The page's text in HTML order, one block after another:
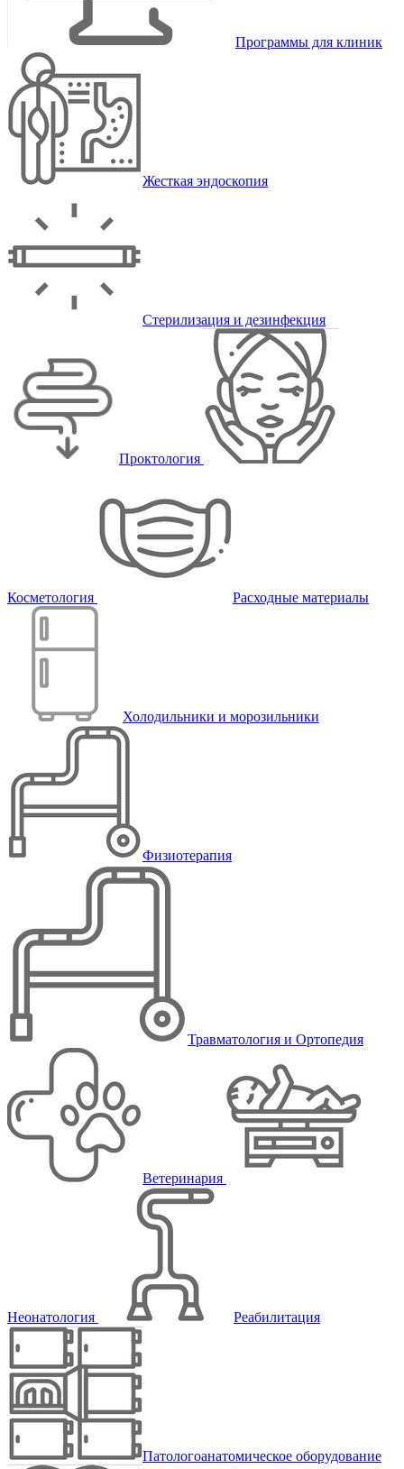
Программы для клиник
Жесткая эндоскопия
Стерилизация и дезинфекция
Проктология
Косметология Расходные материалы
Холодильники и морозильники
Физиотерапия
Травматология и Ортопедия
Ветеринария
Неонатология Реабилитация
Патологоанатомическое оборудование